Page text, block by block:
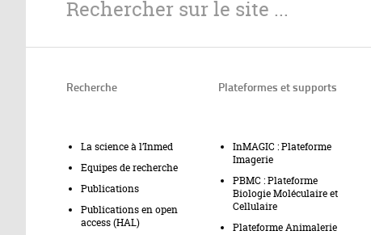
Recherche
La science à l’Inmed
Equipes de recherche
Publications
Publications en open
access (HAL)
Plateformes et supports
InMAGIC : Plateforme
Imagerie
PBMC : Plateforme
Biologie Moléculaire et
Cellulaire
Plateforme Animalerie